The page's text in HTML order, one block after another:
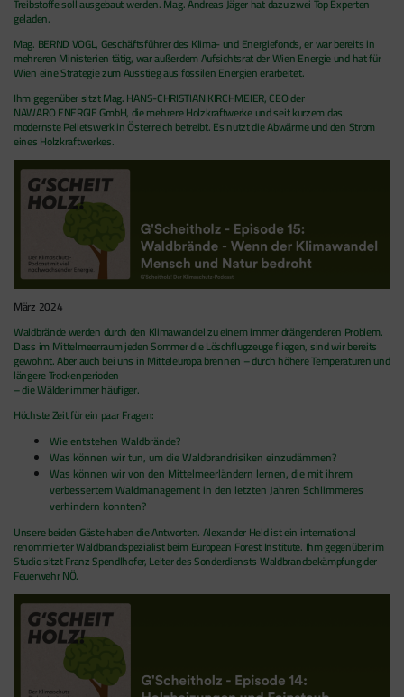
geladen.
Mag. BERND VOGL, Geschäftsführer des Klima- und Energiefonds, er war bereits in
mehreren Ministerien tätig, war außerdem Aufsichtsrat der Wien Energie und hat für
Wien eine Strategie zum Ausstieg aus fossilen Energien erarbeitet.
Ihm gegenüber sitzt Mag. HANS-CHRISTIAN KIRCHMEIER, CEO der
NAWARO ENERGIE GmbH, die mehrere Holzkraftwerke und seit kurzem das
modernste Pelletswerk in Österreich betreibt. Es nutzt die Abwärme und den Strom
eines Holzkraftwerkes.
März 2024
Waldbrände werden durch den Klimawandel zu einem immer drängenderen Problem.
Dass im Mittelmeerraum jeden Sommer die Löschflugzeuge fliegen, sind wir bereits
gewohnt. Aber auch bei uns in Mitteleuropa brennen – durch höhere Temperaturen und
längere Trockenperioden
– die Wälder immer häufiger.
Höchste Zeit für ein paar Fragen:
Wie entstehen Waldbrände?
Was können wir tun, um die Waldbrandrisiken einzudämmen?
Was können wir von den Mittelmeerländern lernen, die mit ihrem
verbessertem Waldmanagement in den letzten Jahren Schlimmeres
verhindern konnten?
Unsere beiden Gäste haben die Antworten. Alexander Held ist ein international
renommierter Waldbrandspezialist beim European Forest Institute. Ihm gegenüber im
Studio sitzt Franz Spendlhofer, Leiter des Sonderdiensts Waldbrandbekämpfung der
Feuerwehr NÖ.